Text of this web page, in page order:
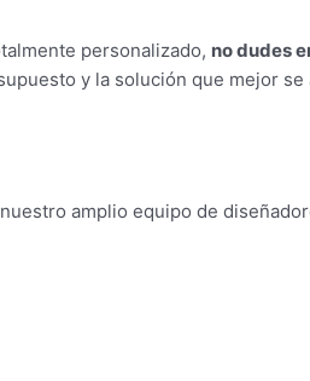
personalizado, no dudes
y la solución que mejor se
amplio equipo de